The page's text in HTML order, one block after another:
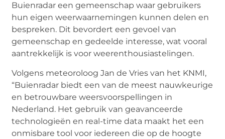
Buienradar een gemeenschap waar gebruikers
hun eigen weerwaarnemingen kunnen delen en
bespreken. Dit bevordert een gevoel van
gemeenschap en gedeelde interesse, wat vooral
aantrekkelijk is voor weerenthousiastelingen.
Volgens meteoroloog Jan de Vries van het KNMI,
“Buienradar biedt een van de meest nauwkeurige
en betrouwbare weersvoorspellingen in
Nederland. Het gebruik van geavanceerde
technologieën en real-time data maakt het een
onmisbare tool voor iedereen die op de hoogte